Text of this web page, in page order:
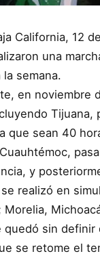
California, 12
una
semana.
en noviembre
Tijuana,
que sean 40
y
se realizó en
Morelia,
quedó sin definir
se retome el